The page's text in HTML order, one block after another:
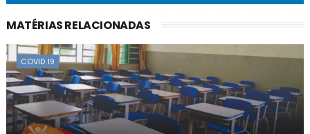
MATÉRIAS RELACIONADAS
COVID 19